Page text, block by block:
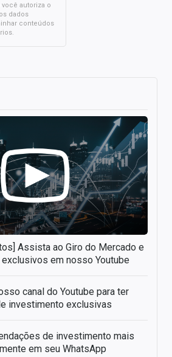
Assista ao Giro do Mercado e
em nosso Youtube
canal do Youtube para ter
investimento exclusivas
de investimento mais
em seu WhatsApp
você autoriza o
dados
conteúdos